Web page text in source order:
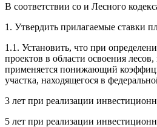
В соответствии со и Лесного
1. Утвердить прилагаемые ставки
1.1. Установить, что при
проектов в области освоения
применяется понижающий
участка, находящегося в
3 лет при реализации
5 лет при реализации